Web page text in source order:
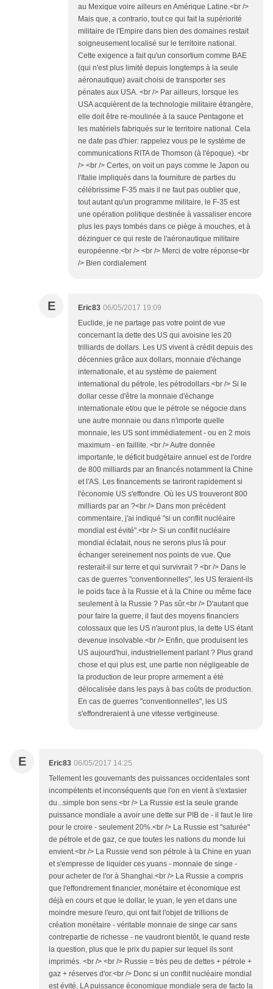
au Mexique voire ailleurs en Amérique Latine.<br />
Mais que, a contrario, tout ce qui fait la supériorité
militaire de l'Empire dans bien des domaines restait
soigneusement localisé sur le territoire national.
Cette exigence a fait qu'un consortium comme BAE
(qui n'est plus limité depuis longtemps à la seule
aéronautique) avait choisi de transporter ses
pénates aux USA. <br /> Par ailleurs, lorsque les
USA acquièrent de la technologie militaire étrangère,
elle doit être re-moulinée à la sauce Pentagone et
les matériels fabriqués sur le territoire national. Cela
ne date pas d'hier: rappelez vous pe le système de
communications RITA de Thomson (à l'époque). <br
/> <br /> Certes, on voit un pays comme le Japon ou
l'Italie impliqués dans la fourniture de parties du
célébrissime F-35 mais il ne faut pas oublier que,
tout autant qu'un programme militaire, le F-35 est
une opération politique destinée à vassaliser encore
plus les pays tombés dans ce piège à mouches, et à
dézinguer ce qui reste de l'aéronautique militaire
européenne.<br /> <br /> Merci de votre réponse<br
/> Bien cordialement
E Eric83 06/05/2017 19:09
Euclide, je ne partage pas votre point de vue
concernant la dette des US qui avoisine les 20
trilliards de dollars. Les US vivent à crédit depuis des
décennies grâce aux dollars, monnaie d'échange
internationale, et au système de paiement
international du pétrole, les pétrodollars.<br /> Si le
dollar cesse d'être la monnaie d'échange
internationale et/ou que le pétrole se négocie dans
une autre monnaie ou dans n'importe quelle
monnaie, les US sont immédiatement - ou en 2 mois
maximum - en faillite. <br /> Autre donnée
importante, le déficit budgétaire annuel est de l'ordre
de 800 milliards par an financés notamment la Chine
et l'AS. Les financements se tariront rapidement si
l'économie US s'effondre. Où les US trouveront 800
milliards par an ?<br /> Dans mon précédent
commentaire, j'ai indiqué "si un conflit nucléaire
mondial est évité".<br /> Si un conflit nucléaire
mondial éclatait, nous ne serons plus là pour
échanger sereinement nos points de vue. Que
resterait-il sur terre et qui survivrait ? <br /> Dans le
cas de guerres "conventionnelles", les US feraient-ils
le poids face à la Russie et à la Chine ou même face
seulement à la Russie ? Pas sûr.<br /> D'autant que
pour faire la guerre, il faut des moyens financiers
colossaux que les US n'auront plus, la dette US étant
devenue insolvable.<br /> Enfin, que produisent les
US aujourd'hui, industriellement parlant ? Plus grand
chose et qui plus est, une partie non négligeable de
la production de leur propre armement a été
délocalisée dans les pays à bas coûts de production.
En cas de guerres "conventionnelles", les US
s'effondreraient à une vitesse vertigineuse.
E Eric83 06/05/2017 14:25
Tellement les gouvernants des puissances occidentales sont
incompétents et inconséquents que l'on en vient à s'extasier
du...simple bon sens.<br /> La Russie est la seule grande
puissance mondiale a avoir une dette sur PIB de - il faut le lire
pour le croire - seulement 20%.<br /> La Russie est "saturée"
de pétrole et de gaz, ce que toutes les nations du monde lui
envient.<br /> La Russie vend son pétrole à la Chine en yuan
et s'empresse de liquider ces yuans - monnaie de singe -
pour acheter de l'or à Shanghai.<br /> La Russie a compris
que l'effondrement financier, monétaire et économique est
déjà en cours et que le dollar, le yuan, le yen et dans une
moindre mesure l'euro, qui ont fait l'objet de trillions de
création monétaire - véritable monnaie de singe car sans
contrepartie de richesse - ne vaudront bientôt, le quand reste
la question, plus que le prix du papier sur lequel ils sont
imprimés. <br /> <br /> Russie = très peu de dettes + pétrole +
gaz + réserves d'or.<br /> Donc si un conflit nucléaire mondial
est évité, LA puissance économique mondiale sera de facto la